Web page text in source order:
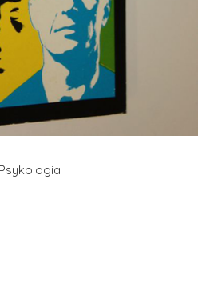
Psykologia